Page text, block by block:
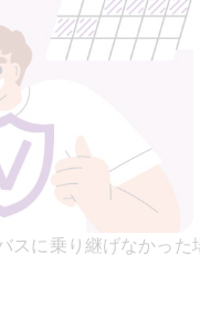
スに乗り継げなかっ